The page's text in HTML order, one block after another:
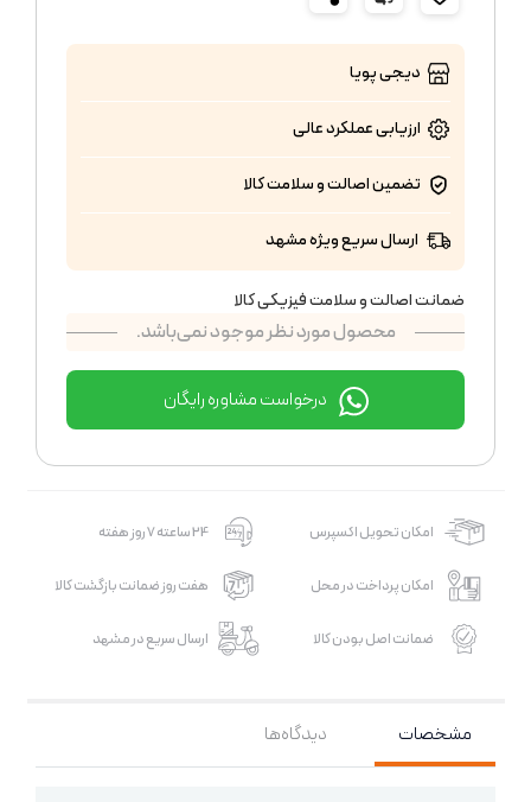
دیجی پویا
ارزیابی عملکردعالی
تضمین اصالت و سلامت کالا
ارسال سریع ویژه مشهد
ضمانت اصالت و سلامت فیزیکی کالا
محصول مورد نظر موجود نمی‌باشد.
درخواست مشاوره رایگان
امکان تحویل اکسپرس 24 ساعته 7 روز هفته
امکان پرداخت در محل هفت روز ضمانت بازگشت کالا
ضمانت اصل بودن کالا ارسال سریع در مشهد
مشخصات دیدگاه‌ها